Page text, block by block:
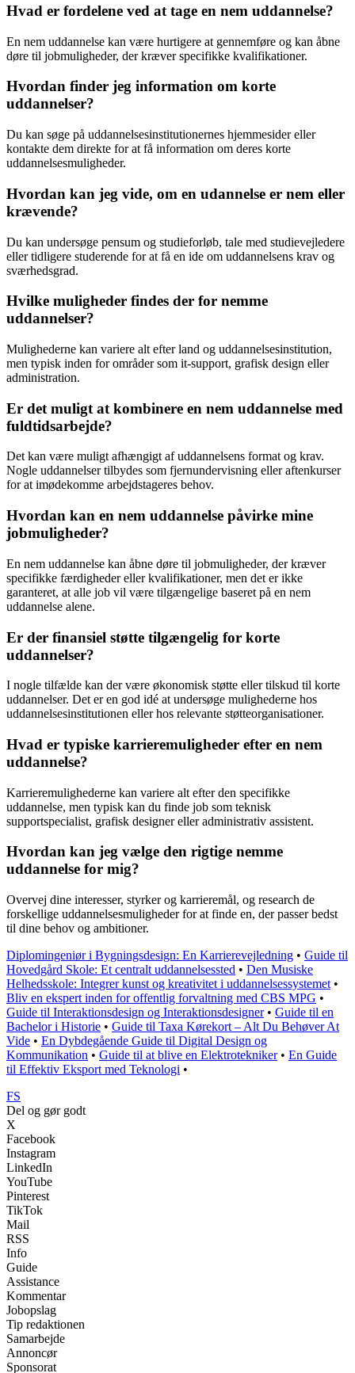
Hvad er fordelene ved at tage en nem uddannelse?
En nem uddannelse kan være hurtigere at gennemføre og kan åbne
døre til jobmuligheder, der kræver specifikke kvalifikationer.
Hvordan finder jeg information om korte
uddannelser?
Du kan søge på uddannelsesinstitutionernes hjemmesider eller
kontakte dem direkte for at få information om deres korte
uddannelsesmuligheder.
Hvordan kan jeg vide, om en udannelse er nem eller
krævende?
Du kan undersøge pensum og studieforløb, tale med studievejledere
eller tidligere studerende for at få en ide om uddannelsens krav og
sværhedsgrad.
Hvilke muligheder findes der for nemme
uddannelser?
Mulighederne kan variere alt efter land og uddannelsesinstitution,
men typisk inden for områder som it-support, grafisk design eller
administration.
Er det muligt at kombinere en nem uddannelse med
fuldtidsarbejde?
Det kan være muligt afhængigt af uddannelsens format og krav.
Nogle uddannelser tilbydes som fjernundervisning eller aftenkurser
for at imødekomme arbejdstageres behov.
Hvordan kan en nem uddannelse påvirke mine
jobmuligheder?
En nem uddannelse kan åbne døre til jobmuligheder, der kræver
specifikke færdigheder eller kvalifikationer, men det er ikke
garanteret, at alle job vil være tilgængelige baseret på en nem
uddannelse alene.
Er der finansiel støtte tilgængelig for korte
uddannelser?
I nogle tilfælde kan der være økonomisk støtte eller tilskud til korte
uddannelser. Det er en god idé at undersøge mulighederne hos
uddannelsesinstitutionen eller hos relevante støtteorganisationer.
Hvad er typiske karrieremuligheder efter en nem
uddannelse?
Karrieremulighederne kan variere alt efter den specifikke
uddannelse, men typisk kan du finde job som teknisk
supportspecialist, grafisk designer eller administrativ assistent.
Hvordan kan jeg vælge den rigtige nemme
uddannelse for mig?
Overvej dine interesser, styrker og karrieremål, og research de
forskellige uddannelsesmuligheder for at finde en, der passer bedst
til dine behov og ambitioner.
Diplomingeniør i Bygningsdesign: En Karrierevejledning • Guide til
Hovedgård Skole: Et centralt uddannelsessted • Den Musiske
Helhedsskole: Integrer kunst og kreativitet i uddannelsessystemet •
Bliv en ekspert inden for offentlig forvaltning med CBS MPG •
Guide til Interaktionsdesign og Interaktionsdesigner• Guide til en
Bachelor i Historie • Guide til Taxa Kørekort – Alt Du Behøver At
Vide • En Dybdegående Guide til Digital Design og
Kommunikation • Guide til at blive en Elektrotekniker• En Guide
til Effektiv Eksport med Teknologi •
FS
Del og gør godt
X
Facebook
Instagram
LinkedIn
YouTube
Pinterest
TikTok
Mail
RSS
Info
Guide
Assistance
Kommentar
Jobopslag
Tip redaktionen
Samarbejde
Annoncør
Sponsorat